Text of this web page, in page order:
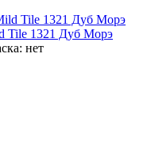
Tile 1321 Дуб Морэ
нет